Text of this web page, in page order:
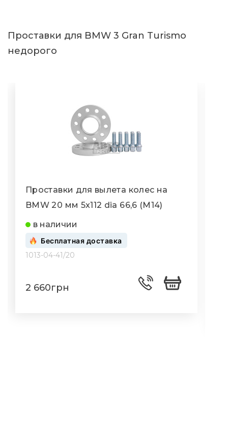
Проставки для BMW 3 Gran Turismo
недорого
Проставки для вылета колес на
BMW 20 мм 5x112 dia 66,6 (M14)
в наличии
Бесплатная доставка
1013-04-41/20
2 660грн